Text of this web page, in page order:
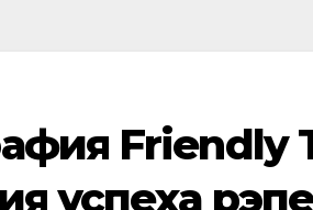
Friendly
успеха